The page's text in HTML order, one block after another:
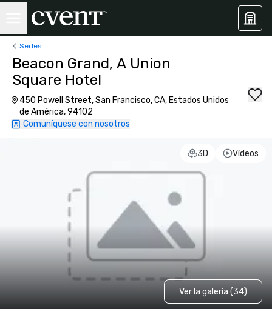
Sedes
Beacon Grand, A Union
Square Hotel
450 Powell Street, San Francisco, CA, Estados Unidos
de América, 94102
Comuníquese con nosotros
3D Vídeos
Ver la galería (34)